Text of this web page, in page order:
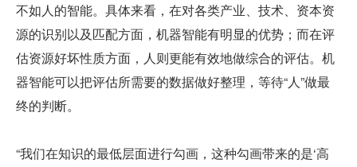
不如人的智能。具体来看，在对各类产业、技术、资本资
源的识别以及匹配方面，机器智能有明显的优势；而在评
估资源好坏性质方面，人则更能有效地做综合的评估。机
器智能可以把评估所需要的数据做好整理，等待“人”做最
终的判断。
“我们在知识的最低层面进行勾画，这种勾画带来的是‘高